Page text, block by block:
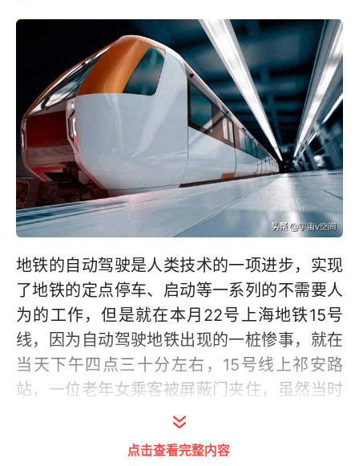
地铁的自动驾驶是人类技术的一项进步，实现
了地铁的定点停车、启动等一系列的不需要人
为的工作，但是就在本月22号上海地铁15号
线，因为自动驾驶地铁出现的一桩惨事，就在
当天下午四点三十分左右，15号线上祁安路
站，一位老年女乘客被屏蔽门夹住，虽然当时
就有展台的工作人员和地铁上热心乘客上前帮
忙，但是该女乘客最终还是不幸身亡。
点击查看完整内容